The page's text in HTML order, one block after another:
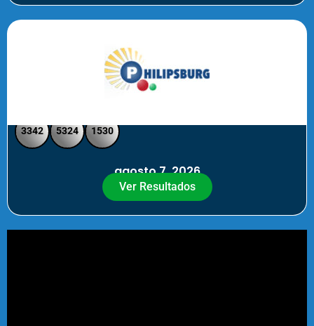
3342 5324 1530
agosto 7, 2026
Ver Resultados